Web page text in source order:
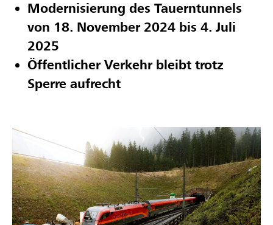
Modernisierung des Tauerntunnels
von 18. November 2024 bis 4. Juli
2025
Öffentlicher Verkehr bleibt trotz
Sperre aufrecht